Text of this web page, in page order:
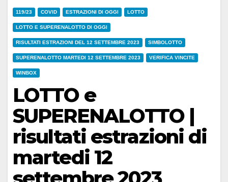
119/23 COVID ESTRAZIONI DI OGGI LOTTO
LOTTO E SUPERENALOTTO DI OGGI
RISULTATI ESTRAZIONI DEL 12 SETTEMBRE 2023 SIMBOLOTTO
SUPERENALOTTO MARTEDI 12 SETTEMBRE 2023 VERIFICA VINCITE
WINBOX
LOTTO e
SUPERENALOTTO |
risultati estrazioni di
martedi 12